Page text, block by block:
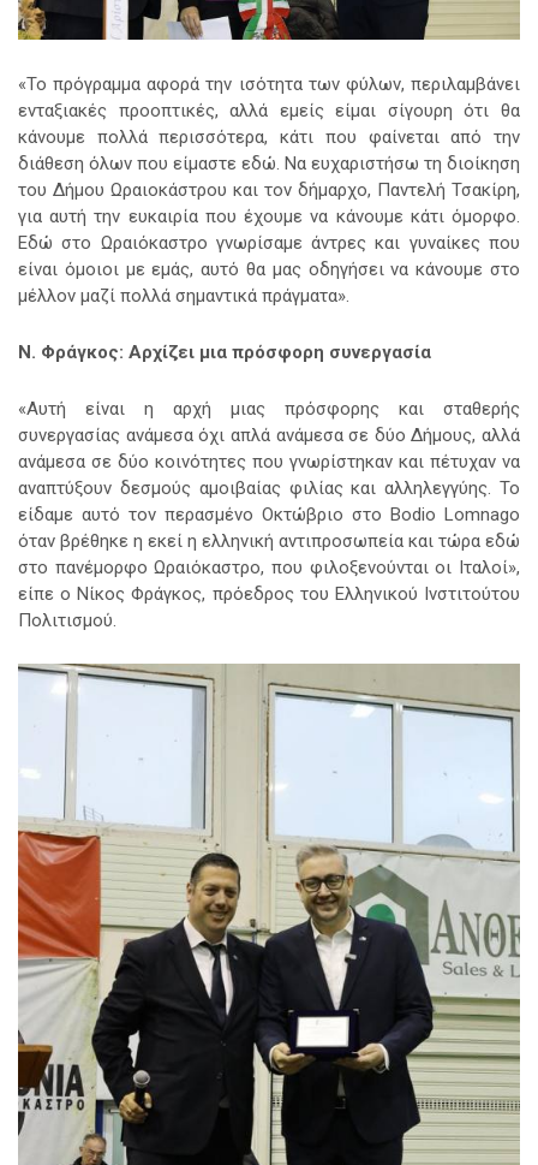
«Το πρόγραμμα αφορά την ισότητα των φύλων, περιλαμβάνει
ενταξιακές προοπτικές, αλλά εμείς είμαι σίγουρη ότι θα
κάνουμε πολλά περισσότερα, κάτι που φαίνεται από την
διάθεση όλων που είμαστε εδώ. Να ευχαριστήσω τη διοίκηση
του Δήμου Ωραιοκάστρου και τον δήμαρχο, Παντελή Τσακίρη,
για αυτή την ευκαιρία που έχουμε να κάνουμε κάτι όμορφο.
Εδώ στο Ωραιόκαστρο γνωρίσαμε άντρες και γυναίκες που
είναι όμοιοι με εμάς, αυτό θα μας οδηγήσει να κάνουμε στο
μέλλον μαζί πολλά σημαντικά πράγματα».
Ν. Φράγκος: Αρχίζει μια πρόσφορη συνεργασία
«Αυτή είναι η αρχή μιας πρόσφορης και σταθερής
συνεργασίας ανάμεσα όχι απλά ανάμεσα σε δύο Δήμους, αλλά
ανάμεσα σε δύο κοινότητες που γνωρίστηκαν και πέτυχαν να
αναπτύξουν δεσμούς αμοιβαίας φιλίας και αλληλεγγύης. Το
είδαμε αυτό τον περασμένο Οκτώβριο στο Bodio Lomnago
όταν βρέθηκε η εκεί η ελληνική αντιπροσωπεία και τώρα εδώ
στο πανέμορφο Ωραιόκαστρο, που φιλοξενούνται οι Ιταλοί»,
είπε ο Νίκος Φράγκος, πρόεδρος του Ελληνικού Ινστιτούτου
Πολιτισμού.